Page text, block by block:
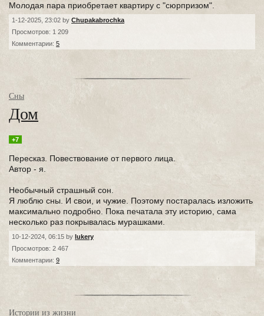
Молодая пара приобретает квартиру с "сюрпризом".
1-12-2025, 23:02 by Chupakabrochka
Просмотров: 1 209
Комментарии: 5
Сны
Дом
+7
Пересказ. Повествование от первого лица.
Автор - я.
Необычный страшный сон.
Я люблю сны. И свои, и чужие. Поэтому постаралась изложить
максимально подробно. Пока печатала эту историю, сама
несколько раз покрывалась мурашками.
10-12-2024, 06:15 by lukery
Просмотров: 2 467
Комментарии: 9
Истории из жизни